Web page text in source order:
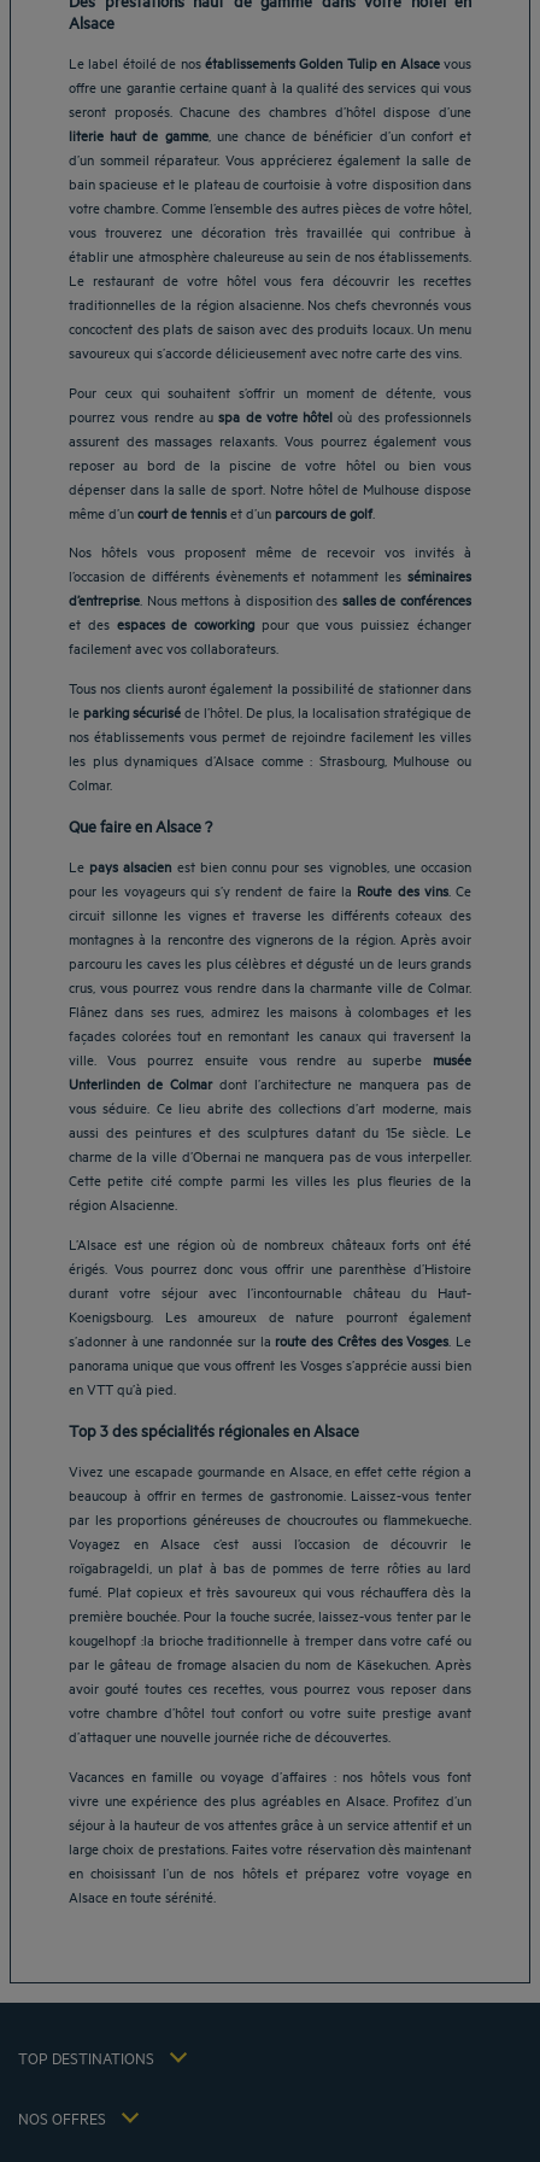
Alsace
Le label étoilé de nosétablissements Golden Tulip en Alsacevous
offre une garantie certaine quant à la qualité des services qui vous
seront proposés. Chacune des chambres d’hôtel dispose d’une
literie haut de gamme, une chance de bénéficier d’un confort et
d’un sommeil réparateur. Vous apprécierez également la salle de
bain spacieuse et le plateau de courtoisie à votre disposition dans
votre chambre. Comme l’ensemble des autres pièces de votre hôtel,
vous trouverez une décoration très travaillée qui contribue à
établir une atmosphère chaleureuse au sein de nos établissements.
Le restaurant de votre hôtel vous fera découvrir les recettes
traditionnelles de la région alsacienne. Nos chefs chevronnés vous
concoctent des plats de saison avec des produits locaux. Un menu
savoureux qui s’accorde délicieusement avec notre carte des vins.
Pour ceux qui souhaitent s’offrir un moment de détente, vous
pourrez vous rendre auspa de votre hôtel où des professionnels
assurent des massages relaxants. Vous pourrez également vous
reposer au bord de la piscine de votre hôtel ou bien vous
dépenser dans la salle de sport. Notre hôtel de Mulhouse dispose
même d’uncourt de tenniset d’un parcours de golf.
Nos hôtels vous proposent même de recevoir vos invités à
l’occasion de différents évènements et notamment les séminaires
d’entreprise. Nous mettons à disposition des salles de conférences
et des espaces de coworking pour que vous puissiez échanger
facilement avec vos collaborateurs.
Tous nos clients auront également la possibilité de stationner dans
le parking sécuriséde l’hôtel. De plus, la localisation stratégique de
nos établissements vous permet de rejoindre facilement les villes
les plus dynamiques d’Alsace comme : Strasbourg, Mulhouse ou
Colmar.
Que faire en Alsace ?
Le pays alsacien est bien connu pour ses vignobles, une occasion
pour les voyageurs qui s’y rendent de faire la Route des vins. Ce
circuit sillonne les vignes et traverse les différents coteaux des
montagnes à la rencontre des vignerons de la région. Après avoir
parcouru les caves les plus célèbres et dégusté un de leurs grands
crus, vous pourrez vous rendre dans la charmante ville de Colmar.
Flânez dans ses rues, admirez les maisons à colombages et les
façades colorées tout en remontant les canaux qui traversent la
ville. Vous pourrez ensuite vous rendre au superbe musée
Unterlinden de Colmardont l’architecture ne manquera pas de
vous séduire. Ce lieu abrite des collections d’art moderne, mais
aussi des peintures et des sculptures datant du 15e siècle. Le
charme de la ville d’Obernai ne manquera pas de vous interpeller.
Cette petite cité compte parmi les villes les plus fleuries de la
région Alsacienne.
L’Alsace est une région où de nombreux châteaux forts ont été
érigés. Vous pourrez donc vous offrir une parenthèse d’Histoire
durant votre séjour avec l’incontournable château du Haut-
Koenigsbourg. Les amoureux de nature pourront également
s’adonner à une randonnée sur la route des Crêtes des Vosges . Le
panorama unique que vous offrent les Vosges s’apprécie aussi bien
en VTT qu’à pied.
Top 3 des spécialités régionales en Alsace
Vivez une escapade gourmande en Alsace, en effet cette région a
beaucoup à offrir en termes de gastronomie. Laissez-vous tenter
par les proportions généreuses de choucroutes ou flammekueche.
Voyagez en Alsace c’est aussi l’occasion de découvrir le
roïgabrageldi, un plat à bas de pommes de terre rôties au lard
fumé. Plat copieux et très savoureux qui vous réchauffera dès la
première bouchée. Pour la touche sucrée, laissez-vous tenter par le
kougelhopf :la brioche traditionnelle à tremper dans votre café ou
par le gâteau de fromage alsacien du nom de Käsekuchen. Après
avoir gouté toutes ces recettes, vous pourrez vous reposer dans
votre chambre d’hôtel tout confort ou votre suite prestige avant
d’attaquer une nouvelle journée riche de découvertes.
Vacances en famille ou voyage d’affaires : nos hôtels vous font
vivre une expérience des plus agréables en Alsace. Profitez d’un
séjour à la hauteur de vos attentes grâce à un service attentif et un
large choix de prestations. Faites votre réservation dès maintenant
en choisissant l’un de nos hôtels et préparez votre voyage en
Alsace en toute sérénité.
TOP DESTINATIONS
Hôtels Aix-les-Bains
Hôtels Marseille
Hôtels Strasbourg
Hôtels Bordeaux
Hôtels Pornic
Hôtels Bangkok
Hôtels Saint-Malo
NOS OFFRES
Offre évasion petit-déjeuner inclus
Ma réservation
Politique des données personnelles
Conditions générales d'utilisation Flavours Instant Benefit
Politiques de taxes 2023